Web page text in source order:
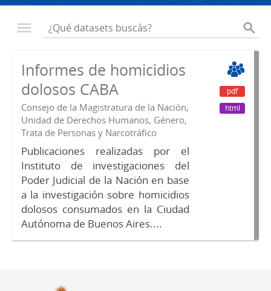
Informes de homicidios
dolosos CABA
Consejo de la Magistratura de la Nación,
Unidad de Derechos Humanos, Género,
Trata de Personas y Narcotráfico
Publicaciones realizadas por el
Instituto de investigaciones del
Poder Judicial de la Nación en base
a la investigación sobre homicidios
dolosos consumados en la Ciudad
Autónoma de Buenos Aires....
pdf
html